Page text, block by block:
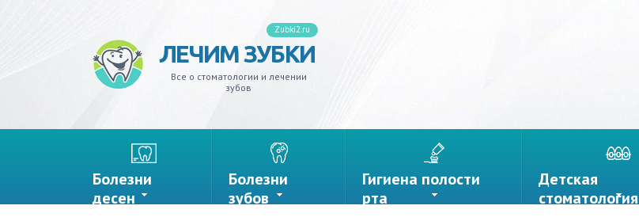
Zubki2.ru
ЛЕЧИМ ЗУБКИ
Все о стоматологии и лечении
зубов
Болезни
десен
Болезни
зубов
Гигиена полости
рта
Детская
стоматология